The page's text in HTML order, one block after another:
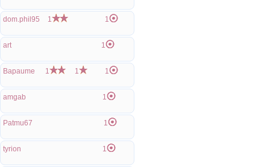
dom.phil95 1 1
art 1
Bapaume 1 1 1
amgab 1
Patmu67 1
tyrion 1